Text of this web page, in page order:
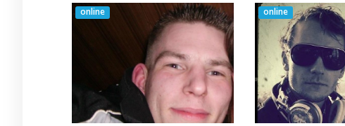
online online